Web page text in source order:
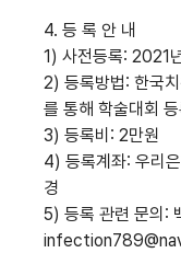
4. 등 록 안 내
1) 사전등록: 2021
2) 등록방법: 한국
를 통해 학술대회
3) 등록비: 2만원
4) 등록계좌: 우리
경
5) 등록 관련 문의: